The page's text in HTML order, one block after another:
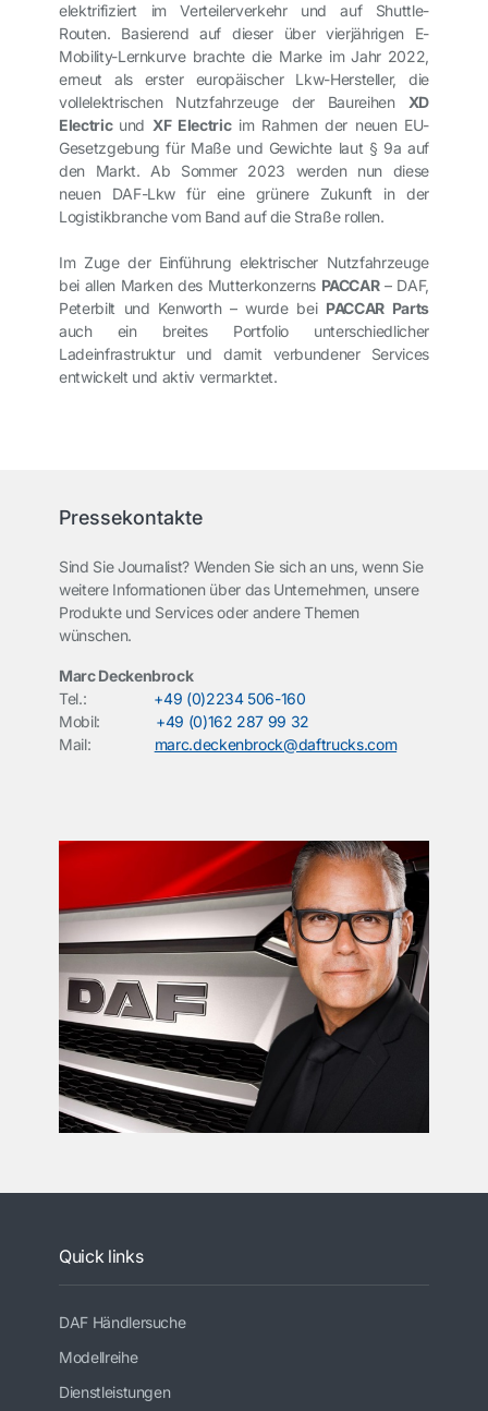
elektrifiziert im Verteilerverkehr und auf Shuttle-
Routen. Basierend auf dieser über vierjährigen E-
Mobility-Lernkurve brachte die Marke im Jahr 2022,
erneut als erster europäischer Lkw-Hersteller, die
vollelektrischen Nutzfahrzeuge der Baureihen XD
Electric und XF Electricim Rahmen der neuen EU-
Gesetzgebung für Maße und Gewichte laut § 9a auf
den Markt. Ab Sommer 2023 werden nun diese
neuen DAF-Lkw für eine grünere Zukunft in der
Logistikbranche vom Band auf die Straße rollen.
Im Zuge der Einführung elektrischer Nutzfahrzeuge
bei allen Marken des Mutterkonzerns PACCAR– DAF,
Peterbilt und Kenworth – wurde bei PACCAR Parts
auch ein breites Portfolio unterschiedlicher
Ladeinfrastruktur und damit verbundener Services
entwickelt und aktiv vermarktet.
Pressekontakte
Sind Sie Journalist? Wenden Sie sich an uns, wenn Sie
weitere Informationen über das Unternehmen, unsere
Produkte und Services oder andere Themen
wünschen.
Marc Deckenbrock
Tel.: +49 (0)2234 506-160
Mobil: +49 (0)162 287 99 32
Mail: marc.deckenbrock@daftrucks.com
Quick links
DAF Händlersuche
Modellreihe
Dienstleistungen